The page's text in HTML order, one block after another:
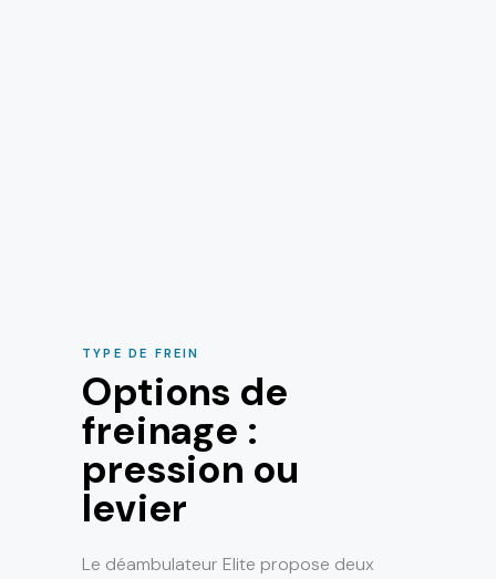
TYPE DE FREIN
Options de
freinage :
pression ou
levier
Le déambulateur Elite propose deux